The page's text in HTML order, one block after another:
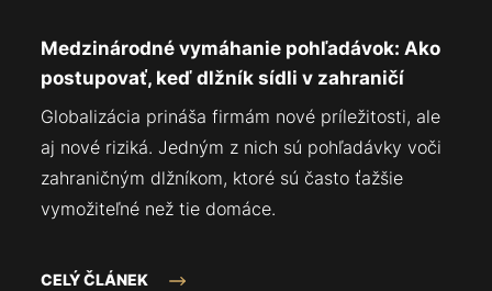
Medzinárodné vymáhanie pohľadávok: Ako
postupovať, keď dlžník sídli v zahraničí
Globalizácia prináša firmám nové príležitosti, ale
aj nové riziká. Jedným z nich sú pohľadávky voči
zahraničným dlžníkom, ktoré sú často ťažšie
vymožiteľné než tie domáce.
CELÝ ČLÁNEK